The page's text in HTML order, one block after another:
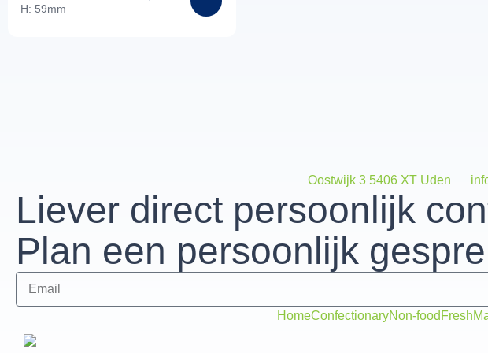
H: 59mm
Oostwijk 3 5406 XT Uden
Liever direct persoonlijk
Plan een persoonlijk
HomeConfectionaryNon-food Fresh